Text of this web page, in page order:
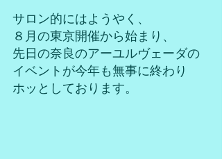
サロン的にはようやく、
８月の東京開催から始まり、
先日の奈良のアーユルヴェーダの
イベントが今年も無事に終わり
ホッとしております。